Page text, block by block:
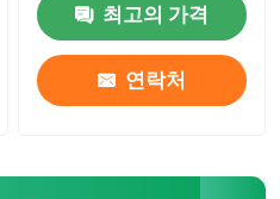
최고의 가격
연락처